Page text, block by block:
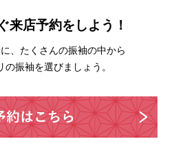
来店予約をしよう！
、たくさんの振袖の中から
の振袖を選びましょう。